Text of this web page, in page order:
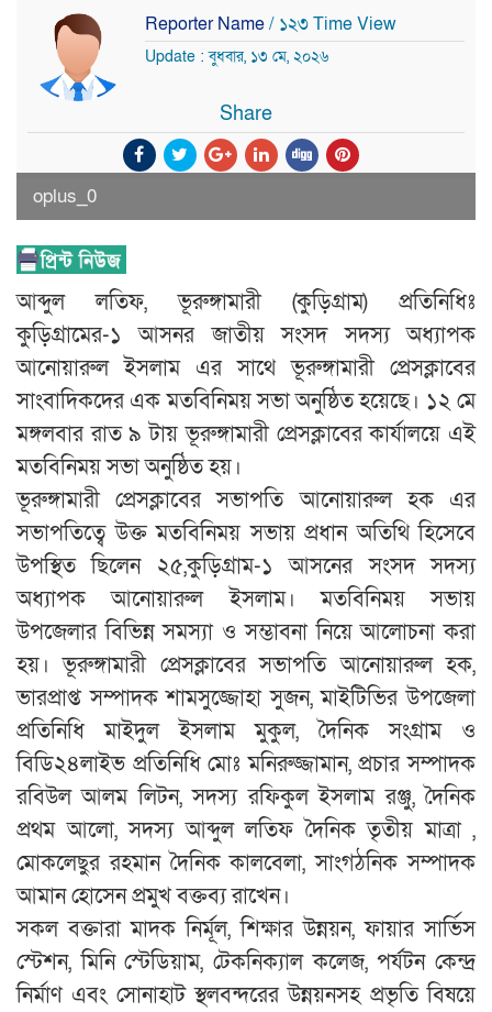
Reporter Name/ ১২৩ Time View
Update : বুধবার, ১৩ মে, ২০২৬
Share
oplus_0
আব্দুল লতিফ, ভূরুঙ্গামারী (কুড়িগ্রাম) প্রতিনিধিঃ
কুড়িগ্রামের-১ আসনর জাতীয় সংসদ সদস্য অধ্যাপক
আনোয়ারুল ইসলাম এর সাথে ভূরুঙ্গামারী প্রেসক্লাবের
সাংবাদিকদের এক মতবিনিময় সভা অনুষ্ঠিত হয়েছে। ১২ মে
মঙ্গলবার রাত ৯ টায় ভূরুঙ্গামারী প্রেসক্লাবের কার্যালয়ে এই
মতবিনিময় সভা অনুষ্ঠিত হয়।
ভূরুঙ্গামারী প্রেসক্লাবের সভাপতি আনোয়ারুল হক এর
সভাপতিত্বে উক্ত মতবিনিময় সভায় প্রধান অতিথি হিসেবে
উপস্থিত ছিলেন ২৫,কুড়িগ্রাম-১ আসনের সংসদ সদস্য
অধ্যাপক আনোয়ারুল ইসলাম। মতবিনিময় সভায়
উপজেলার বিভিন্ন সমস্যা ও সম্ভাবনা নিয়ে আলোচনা করা
হয়। ভূরুঙ্গামারী প্রেসক্লাবের সভাপতি আনোয়ারুল হক,
ভারপ্রাপ্ত সম্পাদক শামসুজ্জোহা সুজন, মাইটিভির উপজেলা
প্রতিনিধি মাইদুল ইসলাম মুকুল, দৈনিক সংগ্রাম ও
বিডি২৪লাইভ প্রতিনিধি মোঃ মনিরুজ্জামান, প্রচার সম্পাদক
রবিউল আলম লিটন, সদস্য রফিকুল ইসলাম রঞ্জু, দৈনিক
প্রথম আলো, সদস্য আব্দুল লতিফ দৈনিক তৃতীয় মাত্রা ,
মোকলেছুর রহমান দৈনিক কালবেলা, সাংগঠনিক সম্পাদক
আমান হোসেন প্রমুখ বক্তব্য রাখেন।
সকল বক্তারা মাদক নির্মূল, শিক্ষার উন্নয়ন, ফায়ার সার্ভিস
স্টেশন, মিনি স্টেডিয়াম, টেকনিক্যাল কলেজ, পর্যটন কেন্দ্র
নির্মাণ এবং সোনাহাট স্থলবন্দরের উন্নয়নসহ প্রভৃতি বিষয়ে